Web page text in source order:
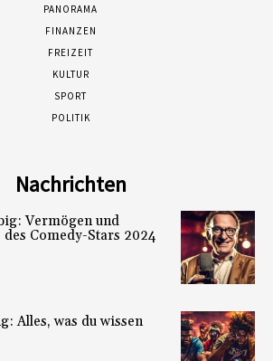
PANORAMA
FINANZEN
FREIZEIT
KULTUR
SPORT
POLITIK
Nachrichten
Vermögen und
Comedy-Stars 2024
Alles, was du wissen